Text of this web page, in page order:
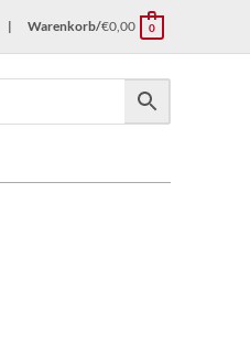
| Warenkorb/€0,00 0